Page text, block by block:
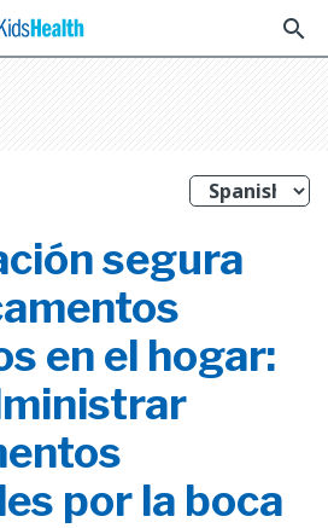
search
segura
en el hogar:
por la boca